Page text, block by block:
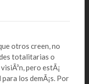
otros creen, no
totalitarias o
pero estÃ¡
los demÃ¡s. Por